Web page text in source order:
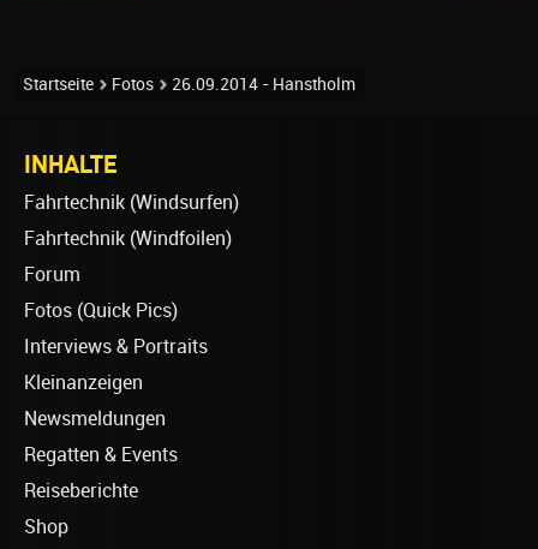
Startseite Fotos 26.09.2014 - Hanstholm
INHALTE
Fahrtechnik (Windsurfen)
Fahrtechnik (Windfoilen)
Forum
Fotos (Quick Pics)
Interviews & Portraits
Kleinanzeigen
Newsmeldungen
Regatten & Events
Reiseberichte
Shop